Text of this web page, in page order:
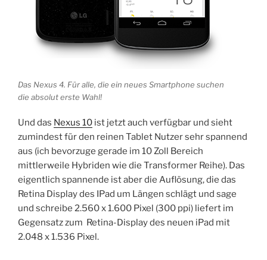
Das Nexus 4. Für alle, die ein neues Smartphone suchen
die absolut erste Wahl!
Und das Nexus 10 ist jetzt auch verfügbar und sieht
zumindest für den reinen Tablet Nutzer sehr spannend
aus (ich bevorzuge gerade im 10 Zoll Bereich
mittlerweile Hybriden wie die Transformer Reihe). Das
eigentlich spannende ist aber die Auflösung, die das
Retina Display des IPad um Längen schlägt und sage
und schreibe 2.560 x 1.600 Pixel (300 ppi) liefert im
Gegensatz zum Retina-Display des neuen iPad mit
2.048 x 1.536 Pixel.